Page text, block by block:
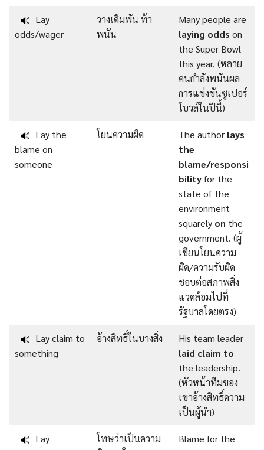
🔊 Lay
odds/wager
วางเดิมพัน ท้า
พนัน
Many people are
laying odds on
the Super Bowl
this year. (หลาย
คนกำลังพนันผล
การแข่งขันซูเปอร์
โบวล์ในปีนี้)
🔊 Lay the
blame on
someone
โยนความผิด The author lays
the
blame/responsi
bilityfor the
state of the
environment
squarely on the
government. (ผู้
เขียนโยนความ
ผิด/ความรับผิด
ชอบต่อสภาพสิ่ง
แวดล้อมไปที่
รัฐบาลโดยตรง)
🔊 Lay claim to
something
อ้างสิทธิ์ในบางสิ่ง
His team leader
laid claim to
the leadership.
(หัวหน้าทีมของ
เขาอ้างสิทธิ์ความ
เป็นผู้นำ)
🔊 Lay
โทษว่าเป็นความ
Blame for the